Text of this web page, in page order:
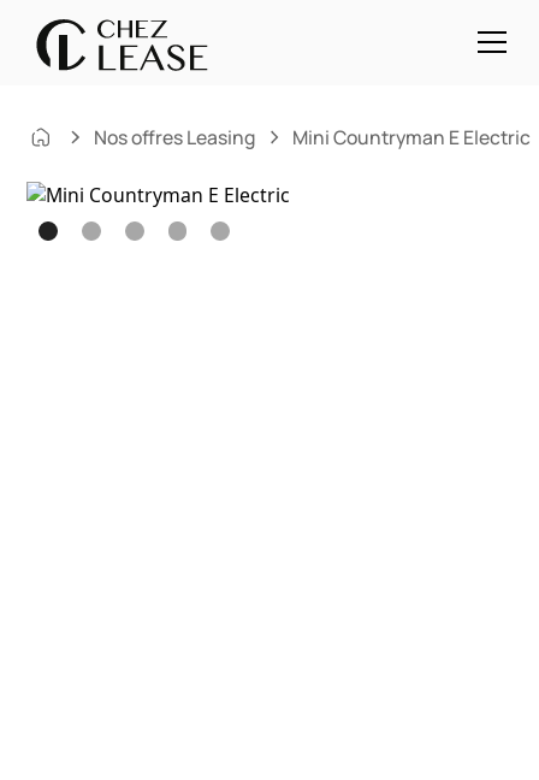
Nos offres Leasing Mini Countryman E Electric